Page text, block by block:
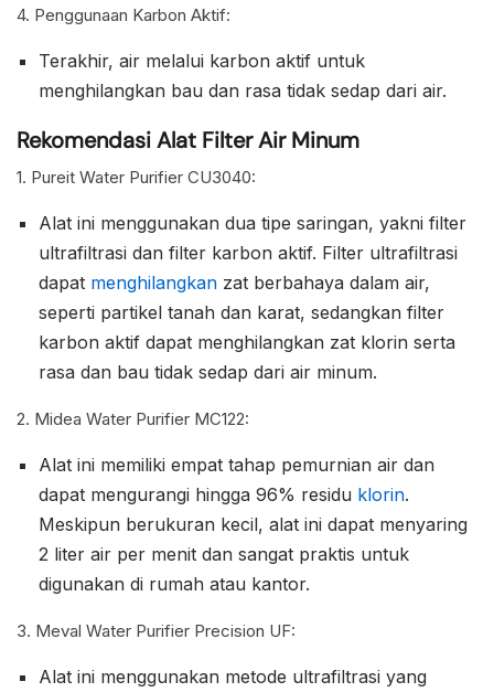
4. Penggunaan Karbon Aktif:
Terakhir, air melalui karbon aktif untuk
menghilangkan bau dan rasa tidak sedap dari air.
Rekomendasi Alat Filter Air Minum
1. Pureit Water Purifier CU3040:
Alat ini menggunakan dua tipe saringan, yakni filter
ultrafiltrasi dan filter karbon aktif. Filter ultrafiltrasi
dapat menghilangkan zat berbahaya dalam air,
seperti partikel tanah dan karat, sedangkan filter
karbon aktif dapat menghilangkan zat klorin serta
rasa dan bau tidak sedap dari air minum.
2. Midea Water Purifier MC122:
Alat ini memiliki empat tahap pemurnian air dan
dapat mengurangi hingga 96% residu klorin.
Meskipun berukuran kecil, alat ini dapat menyaring
2 liter air per menit dan sangat praktis untuk
digunakan di rumah atau kantor.
3. Meval Water Purifier Precision UF:
Alat ini menggunakan metode ultrafiltrasi yang